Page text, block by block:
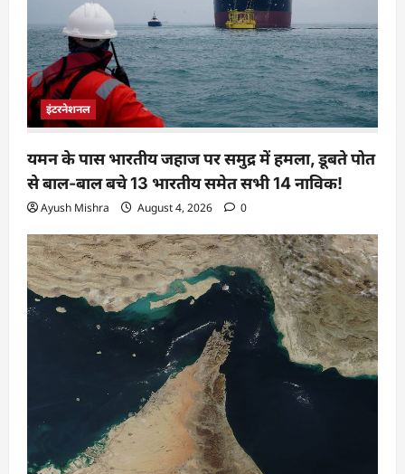
इंटरनेशनल
यमन के पास भारतीय जहाज पर समुद्र में हमला, डूबते पोत
से बाल-बाल बचे 13 भारतीय समेत सभी 14 नाविक!
Ayush Mishra August 4, 2026 0